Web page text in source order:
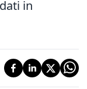
in